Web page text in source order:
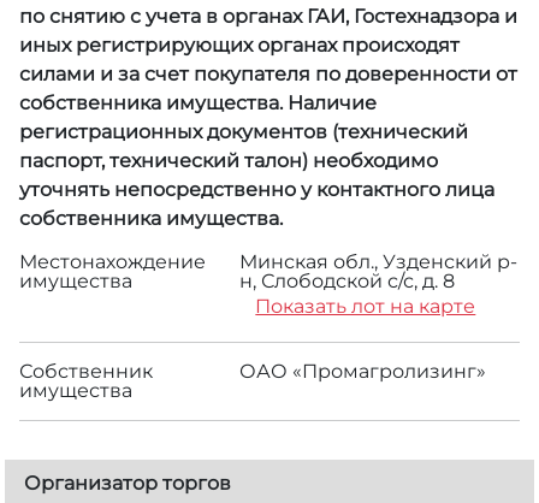
по снятию с учета в органах ГАИ, Гостехнадзора и
иных регистрирующих органах происходят
силами и за счет покупателя по доверенности от
собственника имущества. Наличие
регистрационных документов (технический
паспорт, технический талон) необходимо
уточнять непосредственно у контактного лица
собственника имущества.
Местонахождение
имущества
Минская обл., Узденский р-
н, Слободской с/с, д. 8
Показать лот на карте
Собственник
имущества
ОАО «Промагролизинг»
Организатор торгов